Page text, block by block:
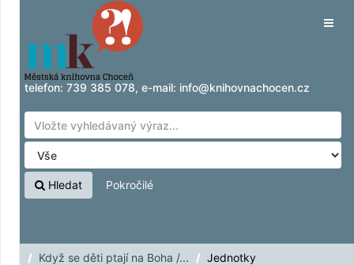
Přeskočit na obsah
telefon: 739 385 078, e-mail: info@knihovnachocen.cz
Hledat Pokročilé
Když se děti ptají na Boha /... Jednotky